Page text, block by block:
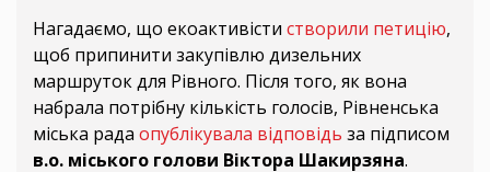
Нагадаємо, що екоактивісти створили петицію,
щоб припинити закупівлю дизельних
маршруток для Рівного. Після того, як вона
набрала потрібну кількість голосів, Рівненська
міська рада опублікувала відповідь за підписом
в.о. міського голови Віктора Шакирзяна.